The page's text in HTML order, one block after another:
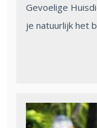
Gevoelige
je natuurlijk het